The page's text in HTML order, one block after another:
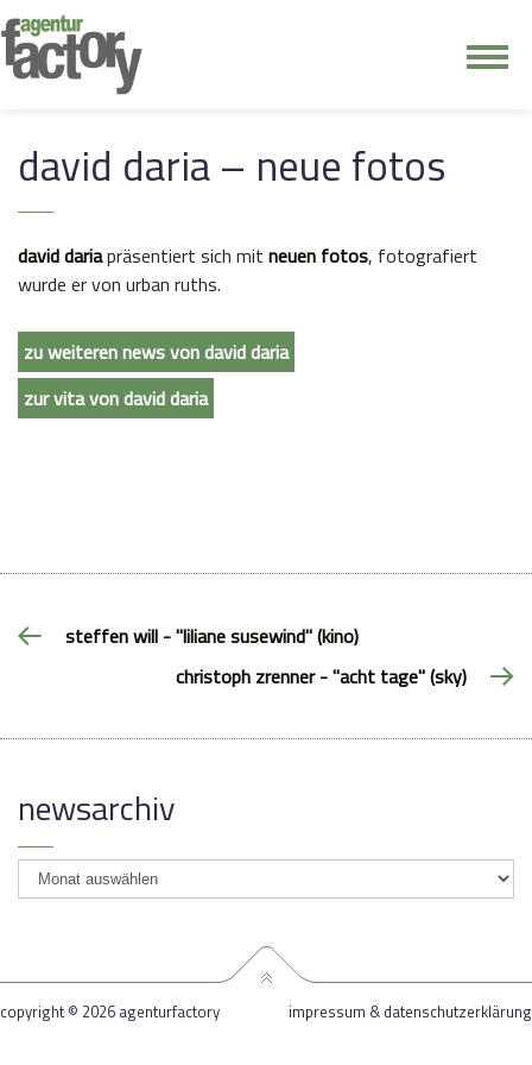
david daria – neue fotos
david dariapräsentiert sich mit neuen fotos, fotografiert
wurde er von urban ruths.
zu weiteren news von david daria
zur vita von david daria
steffen will - "liliane susewind" (kino)
christoph zrenner - "acht tage" (sky)
newsarchiv
newsarchiv
copyright © 2026 agenturfactory impressum & datenschutzerklärung